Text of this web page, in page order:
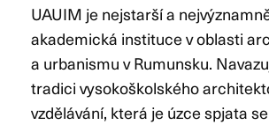
UAUIM je nejstarší a
akademická instituce v oblasti
a urbanismu v Rumunsku.
tradici vysokoškolského
vzdělávání, která je úzce spjata